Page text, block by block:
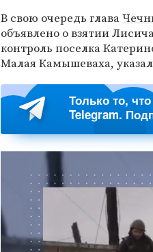
В свою очередь глава
объявлено о взятии
контроль поселка
Малая Камышеваха,
Только то,
Telegram.